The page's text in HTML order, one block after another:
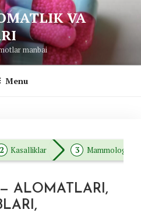
VA
manbai
Menu
Kasalliklar Mammologiya
ALOMATLARI,